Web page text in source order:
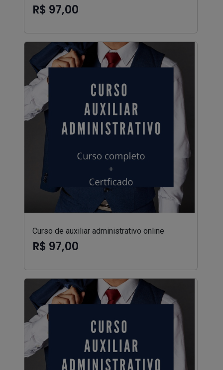
R$ 97,00
Curso de auxiliar administrativo online
R$ 97,00